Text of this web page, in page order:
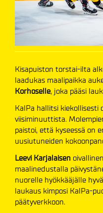
Kisapuiston torstai-ilta
laadukas maalipaikka
Korhoselle, joka pääsi
KalPa hallitsi kiekollisesti
viisiminuuttista.
paistoi, että kyseessä on
uusiutuneiden
Leevi Karjalaisen
maalinedustalla
nuorelle hyökkääjälle
laukaus kimposi KalPa-
päätyverkkoon.